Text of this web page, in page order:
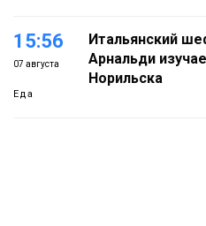
15:56
07 августа
Еда
Итальянский
Арнальди
Норильска